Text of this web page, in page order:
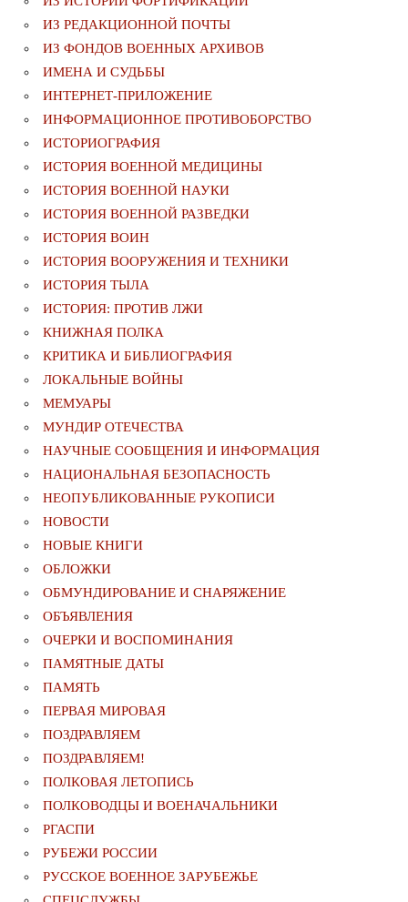
ИЗ РЕДАКЦИОННОЙ ПОЧТЫ
ИЗ ФОНДОВ ВОЕННЫХ АРХИВОВ
ИМЕНА И СУДЬБЫ
ИНТЕРНЕТ-ПРИЛОЖЕНИЕ
ИНФОРМАЦИОННОЕ ПРОТИВОБОРСТВО
ИСТОРИОГРАФИЯ
ИСТОРИЯ ВОЕННОЙ МЕДИЦИНЫ
ИСТОРИЯ ВОЕННОЙ НАУКИ
ИСТОРИЯ ВОЕННОЙ РАЗВЕДКИ
ИСТОРИЯ ВОИН
ИСТОРИЯ ВООРУЖЕНИЯ И ТЕХНИКИ
ИСТОРИЯ ТЫЛА
ИСТОРИЯ: ПРОТИВ ЛЖИ
КНИЖНАЯ ПОЛКА
КРИТИКА И БИБЛИОГРАФИЯ
ЛОКАЛЬНЫЕ ВОЙНЫ
МЕМУАРЫ
МУНДИР ОТЕЧЕСТВА
НАУЧНЫЕ СООБЩЕНИЯ И ИНФОРМАЦИЯ
НАЦИОНАЛЬНАЯ БЕЗОПАСНОСТЬ
НЕОПУБЛИКОВАННЫЕ РУКОПИСИ
НОВОСТИ
НОВЫЕ КНИГИ
ОБЛОЖКИ
ОБМУНДИРОВАНИЕ И СНАРЯЖЕНИЕ
ОБЪЯВЛЕНИЯ
ОЧЕРКИ И ВОСПОМИНАНИЯ
ПАМЯТНЫЕ ДАТЫ
ПАМЯТЬ
ПЕРВАЯ МИРОВАЯ
ПОЗДРАВЛЯЕМ
ПОЗДРАВЛЯЕМ!
ПОЛКОВАЯ ЛЕТОПИСЬ
ПОЛКОВОДЦЫ И ВОЕНАЧАЛЬНИКИ
РГАСПИ
РУБЕЖИ РОССИИ
РУССКОЕ ВОЕННОЕ ЗАРУБЕЖЬЕ